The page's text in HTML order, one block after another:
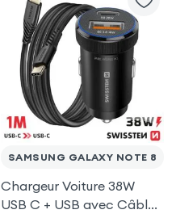
SAMSUNG GALAXY NOTE 8
Chargeur Voiture 38W
USB C + USB avec Câble